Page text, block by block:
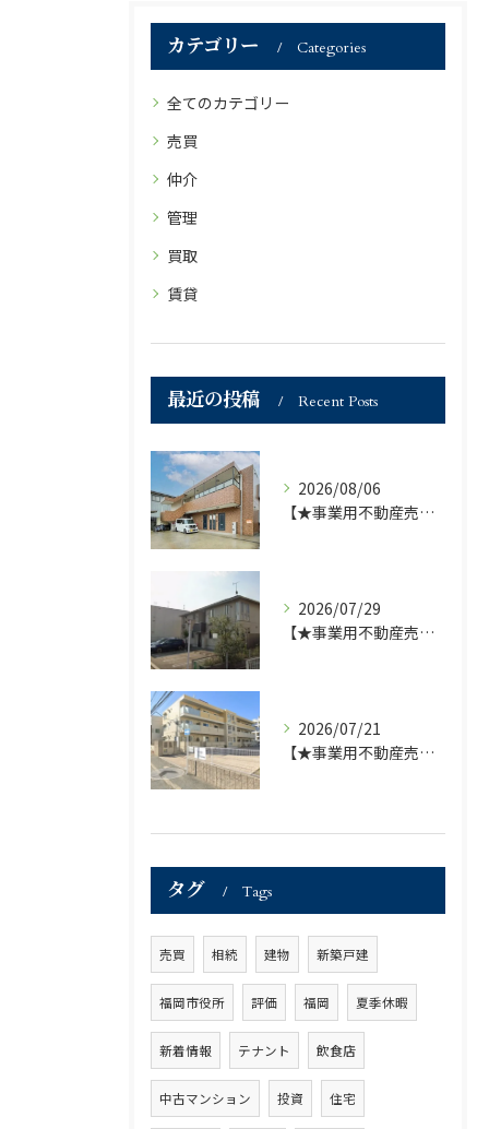
カテゴリー Categories
全てのカテゴリー
売買
仲介
管理
買取
賃貸
最近の投稿 Recent Posts
2026/08/06
【★事業用不動産売買仲介専門部署より★】福岡市の不動産｜株式会社ランドマーク●1棟収益物件・価格が下がりました！！●
2026/07/29
【★事業用不動産売買仲介専門部署より★】福岡市の不動産｜株式会社ランドマーク ●収益物件 「D-roomアネシス」価格改定のお知らせ●
2026/07/21
【★事業用不動産売買仲介専門部署より★】福岡市の不動産｜株式会社ランドマーク ●収益物件「D-room笹丘」●
タグ Tags
売買 相続 建物 新築戸建
福岡市役所 評価 福岡 夏季休暇
新着情報 テナント 飲食店
中古マンション 投資 住宅